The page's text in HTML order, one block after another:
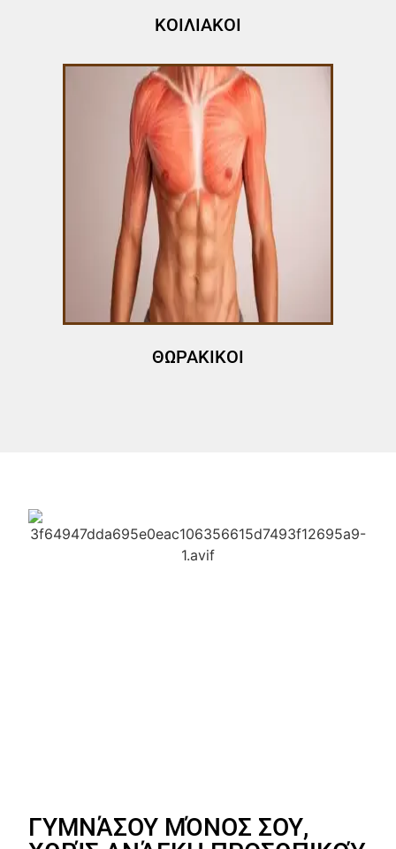
ΚΟΙΛΙΑΚΟΙ
ΘΩΡΑΚΙΚΟΙ
ΓΥΜΝΆΣΟΥ ΜΌΝΟΣ ΣΟΥ,